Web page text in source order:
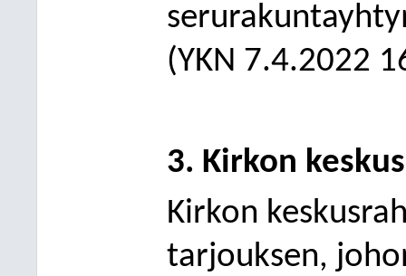
(YKN 7.4.2022
3. Kirkon
Kirkon
tarjouksen,